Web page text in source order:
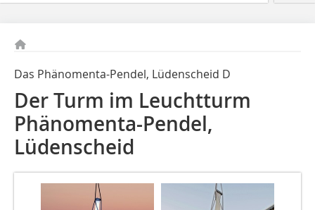
Das Phänomenta-Pendel, Lüdenscheid D
Der Turm im Leuchtturm
Phänomenta-Pendel,
Lüdenscheid